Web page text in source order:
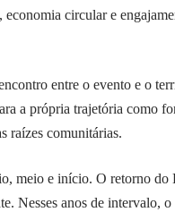
circular e
entre o evento e o
a própria trajetória como
raízes comunitárias.
meio e início. O retorno do
Nesses anos de intervalo,